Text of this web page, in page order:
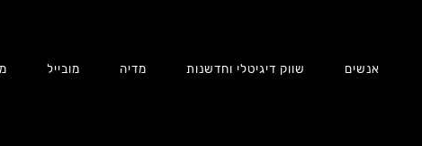
אנשים שווק דיגיטלי וחדשנות מדיה מובייל